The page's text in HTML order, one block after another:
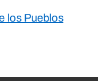
los Pueblos